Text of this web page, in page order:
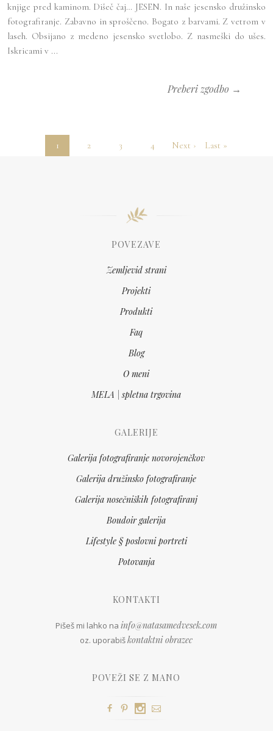
knjige pred kaminom. Dišeč čaj… JESEN. In naše jesensko družinsko
fotografiranje. Zabavno in sproščeno. Bogato z barvami. Z vetrom v
laseh. Obsijano z medeno jesensko svetlobo. Z nasmeški do ušes.
Iskricami v ...
Preberi zgodbo →
1 2 3 4 Next › Last »
POVEZAVE
Zemljevid strani
Projekti
Produkti
Faq
Blog
O meni
MELA | spletna trgovina
GALERIJE
Galerija fotografiranje novorojenčkov
Galerija družinsko fotografiranje
Galerija nosečniških fotografiranj
Boudoir galerija
Lifestyle § poslovni portreti
Potovanja
KONTAKTI
Pišeš mi lahko nainfo@natasamedvesek.com
oz. uporabiškontaktni obrazec
POVEŽI SE Z MANO